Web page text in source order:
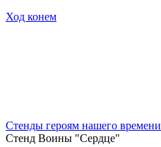
Ход конем
Стенды героям нашего времени
Стенд Воины "Сердце"